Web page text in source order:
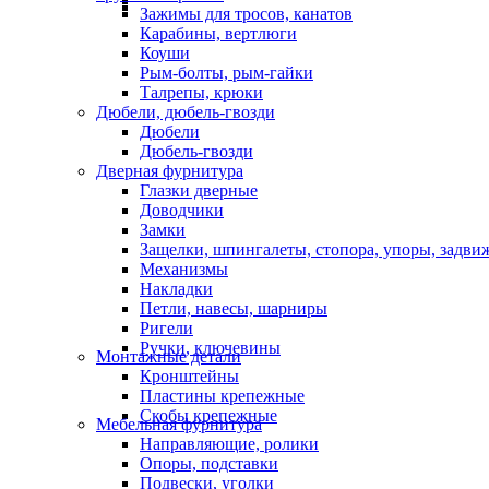
Зажимы для тросов, канатов
Карабины, вертлюги
Коуши
Рым-болты, рым-гайки
Талрепы, крюки
Дюбели, дюбель-гвозди
Дюбели
Дюбель-гвозди
Дверная фурнитура
Глазки дверные
Доводчики
Замки
Защелки, шпингалеты, стопора, упоры,
Механизмы
Накладки
Петли, навесы, шарниры
Ригели
Ручки, ключевины
Монтажные детали
Кронштейны
Пластины крепежные
Скобы крепежные
Мебельная фурнитура
Направляющие, ролики
Опоры, подставки
Подвески, уголки